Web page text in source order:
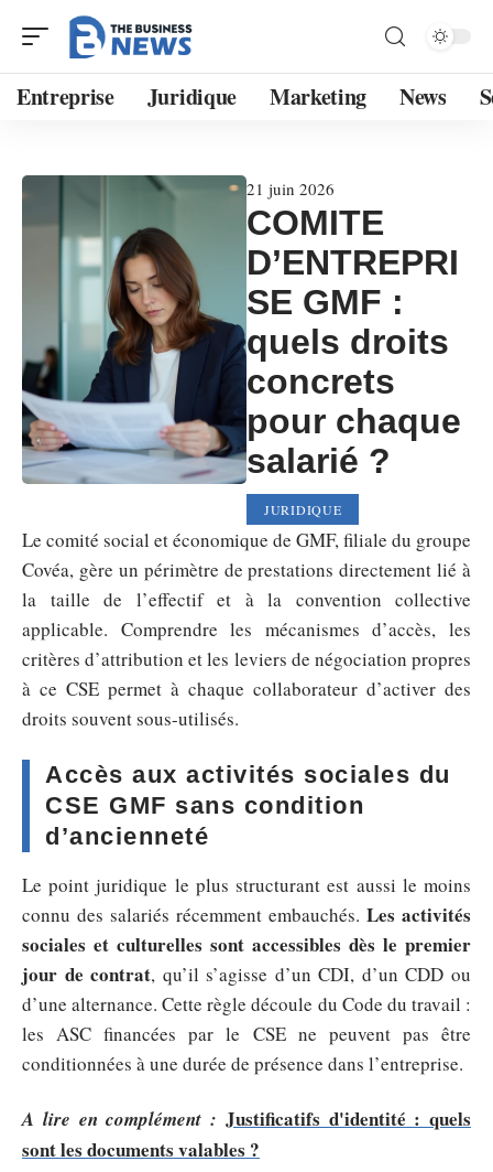
Entreprise Juridique Marketing News
21 juin 2026
COMITE
D’ENTREPRI
SE GMF :
quels droits
concrets
pour chaque
salarié ?
JURIDIQUE
Le comité social et économique de GMF, filiale du groupe
Covéa, gère un périmètre de prestations directement lié à
la taille de l’effectif et à la convention collective
applicable. Comprendre les mécanismes d’accès, les
critères d’attribution et les leviers de négociation propres
à ce CSE permet à chaque collaborateur d’activer des
droits souvent sous-utilisés.
Accès aux activités sociales du
CSE GMF sans condition
d’ancienneté
Le point juridique le plus structurant est aussi le moins
connu des salariés récemment embauchés. Les activités
sociales et culturelles sont accessibles dès le premier
jour de contrat, qu’il s’agisse d’un CDI, d’un CDD ou
d’une alternance. Cette règle découle du Code du travail :
les ASC financées par le CSE ne peuvent pas être
conditionnées à une durée de présence dans l’entreprise.
A lire en complément : Justificatifs d'identité : quels
sont les documents valables ?